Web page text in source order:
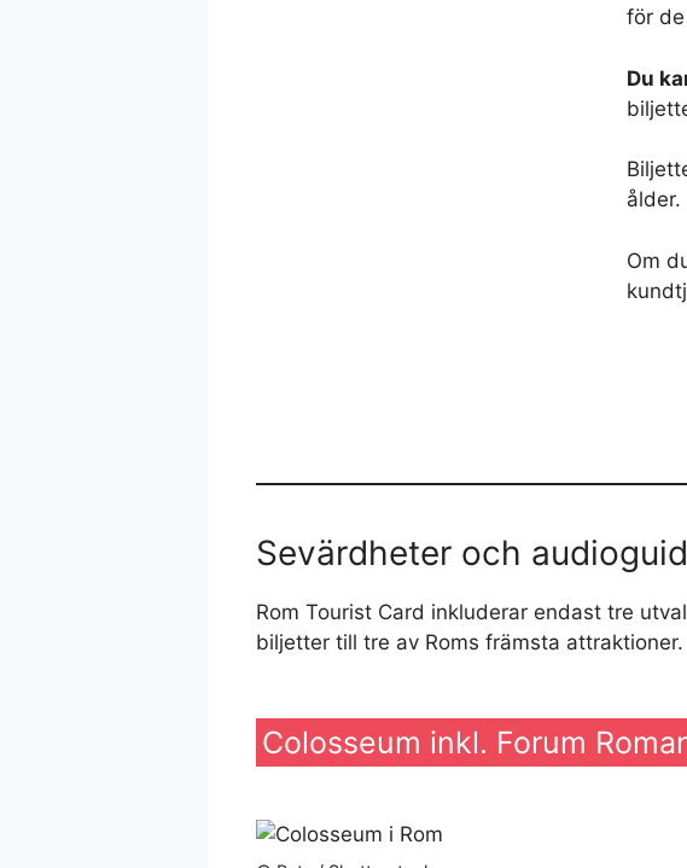
för
Du
ålder.
Om
Sevärdheter och
Rom Tourist Card inkluderar endast tre
biljetter till tre av Roms främsta attraktioner.
Colosseum inkl. Forum